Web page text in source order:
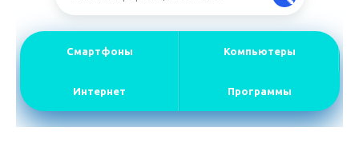
Смартфоны Компьютеры
Интернет Программы